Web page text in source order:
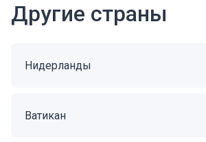
Другие страны
Нидерланды
Ватикан